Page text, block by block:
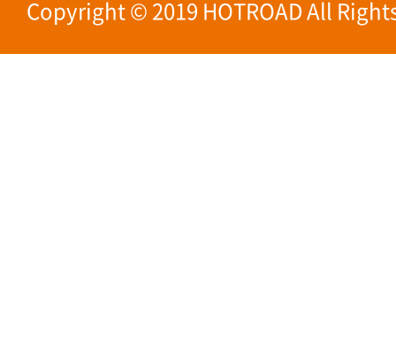
Copyright © 2019 HOTROAD All